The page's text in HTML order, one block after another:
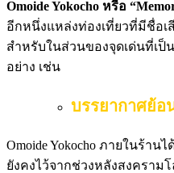
Omoide Yokocho หรือ
อีกหนึ่งแหล่งท่องเที่ยวที่มีชื่อเ
สำหรับในส่วนของจุดเด่นที่เ
อย่าง เช่น
บรรยากาศย้อ
Omoide Yokocho ภายในร้าน
ยังคงไว้จากช่วงหลังสงคราม